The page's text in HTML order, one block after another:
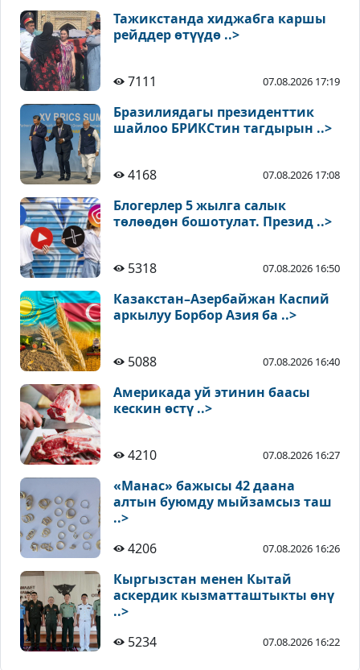
Тажикстанда хиджабга каршы
рейддер өтүүдө ..>
7111 07.08.2026 17:19
Бразилиядагы президенттик
шайлоо БРИКСтин тагдырын ..>
4168 07.08.2026 17:08
Блогерлер 5 жылга салык
төлөөдөн бошотулат. Презид ..>
5318 07.08.2026 16:50
Казакстан–Азербайжан Каспий
аркылуу Борбор Азия ба ..>
5088 07.08.2026 16:40
Америкада уй этинин баасы
кескин өстү ..>
4210 07.08.2026 16:27
«Манас» бажысы 42 даана
алтын буюмду мыйзамсыз таш
..>
4206
07.08.2026 16:26
Кыргызстан менен Кытай
аскердик кызматташтыкты өнү
..>
5234
07.08.2026 16:22